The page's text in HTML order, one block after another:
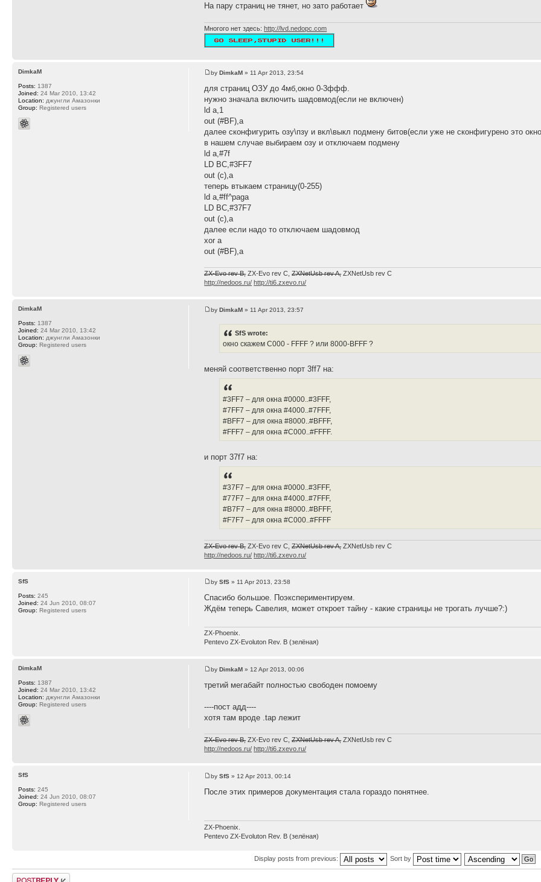
На пару страниц не тянет, но зато работает
Многого нет здесь:http://lvd.nedopc.com
byDimkaM » 11 Apr 2013, 23:54
для страниц ОЗУ до 4мб,окно 0-3ффф.
нужно значала включить шадовмод(если не включен)
ld a,1
out (#BF),a
далее сконфигурить озу\пзу и вкл\выкл подмену битов(если уже не сконфигурено это
в нашем случае выбираем озу и отключаем подмену
ld a,#7f
LD BC,#3FF7
out (c),a
теперь втыкаем страницу(0-255)
ld a,#ff^paga
LD BC,#37F7
out (c),a
далее если надо то отключаем шадовмод
xor a
out (#BF),a
ZX-Evo rev B,ZX-Evo rev C,ZXNetUsb rev A,ZXNetUsb rev С
http://nedoos.ru/ http://ti6.zxevo.ru/
DimkaM
Posts: 1387
Joined: 24 Mar 2010, 13:42
Location: джунгли Амазонки
Group: Registered users
byDimkaM » 11 Apr 2013, 23:57
SfS wrote:
окно скажем С000 - FFFF ? или 8000-BFFF ?
меняй соответственно порт 3ff7 на:
#3FF7 – для окна #0000..#3FFF,
#7FF7 – для окна #4000..#7FFF,
#BFF7 – для окна #8000..#BFFF,
#FFF7 – для окна #C000..#FFFF.
и порт 37f7 на:
#37F7 – для окна #0000..#3FFF,
#77F7 – для окна #4000..#7FFF,
#B7F7 – для окна #8000..#BFFF,
#F7F7 – для окна #C000..#FFFF
ZX-Evo rev B,ZX-Evo rev C,ZXNetUsb rev A,ZXNetUsb rev С
http://nedoos.ru/ http://ti6.zxevo.ru/
DimkaM
Posts: 1387
Joined: 24 Mar 2010, 13:42
Location: джунгли Амазонки
Group: Registered users
bySfS » 11 Apr 2013, 23:58
Спасибо большое. Поэкспериментируем.
Ждём теперь Савелия, может откроет тайну - какие страницы не трогать лучше?:)
ZX-Phoenix.
Pentevo ZX-Evoluton Rev. B (зелёная)
SfS
Posts: 245
Joined: 24 Jun 2010, 08:07
Group: Registered users
byDimkaM » 12 Apr 2013, 00:06
третий мегабайт полностью свободен помоему
----пост адд----
хотя там вроде .tap лежит
ZX-Evo rev B,ZX-Evo rev C,ZXNetUsb rev A,ZXNetUsb rev С
http://nedoos.ru/ http://ti6.zxevo.ru/
DimkaM
Posts: 1387
Joined: 24 Mar 2010, 13:42
Location: джунгли Амазонки
Group: Registered users
bySfS » 12 Apr 2013, 00:14
После этих примеров документация стала гораздо понятнее.
ZX-Phoenix.
Pentevo ZX-Evoluton Rev. B (зелёная)
SfS
Posts: 245
Joined: 24 Jun 2010, 08:07
Group: Registered users
Display posts from previous: Sort by
Post a reply